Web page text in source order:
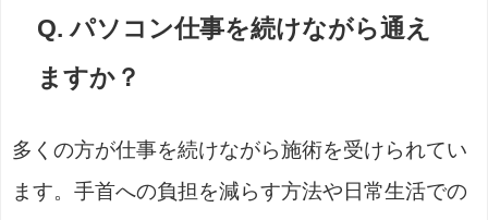
Q. パソコン仕事を続けながら通え
ますか？
多くの方が仕事を続けながら施術を受けられてい
ます。手首への負担を減らす方法や日常生活での